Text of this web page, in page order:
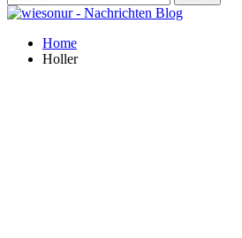
Home
Holler